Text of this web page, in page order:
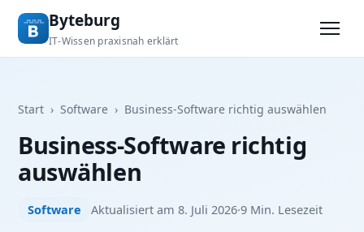
Byteburg
IT-Wissen praxisnah erklärt
Start › Software › Business-Software richtig auswählen
Business-Software richtig
auswählen
Software Aktualisiert am 8. Juli 2026·9 Min. Lesezeit